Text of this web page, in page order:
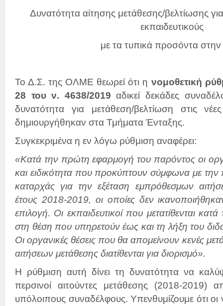
Δυνατότητα αίτησης μετάθεσης/βελτίωσης
εκπαιδευτικούς
με τα τυπικά προσόντα
Το Δ.Σ. της ΟΛΜΕ θεωρεί ότι η νομοθετική
28 του ν. 4638/2019 αδικεί δεκάδες
δυνατότητα για μετάθεση/βελτίωση στις
δημιουργήθηκαν στα Τμήματα Ένταξης.
Συγκεκριμένα η εν λόγω ρύθμιση αναφέρει:
«Κατά την πρώτη εφαρμογή του παρόντος οι
και ειδικότητα που προκύπτουν σύμφωνα με την
καταρχάς για την εξέταση εμπρόθεσμων
έτους 2018-2019, οι οποίες δεν
επιλογή. Οι εκπαιδευτικοί που μετατίθενται
στη θέση που υπηρετούν έως και τη λήξη του
Οι οργανικές θέσεις που θα απομείνουν κενές
αιτήσεων μετάθεσης διατίθενται για διορισμό».
Η ρύθμιση αυτή δίνει τη δυνατότητα να
περσινοί αιτούντες μετάθεσης (2018-2019)
υπόλοιπους συναδέλφους. Υπενθυμίζουμε ότι οι